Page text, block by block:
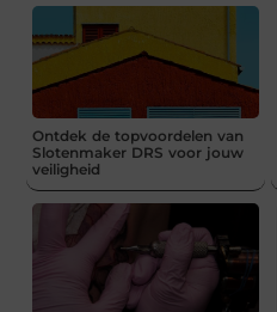
Ontdek de topvoordelen van
Slotenmaker DRS voor jouw
veiligheid